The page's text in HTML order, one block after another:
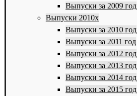
Выпуски за 2009 год
Выпуски 2010х
Выпуски за 2010 год
Выпуски за 2011 год
Выпуски за 2012 год
Выпуски за 2013 год
Выпуски за 2014 год
Выпуски за 2015 год